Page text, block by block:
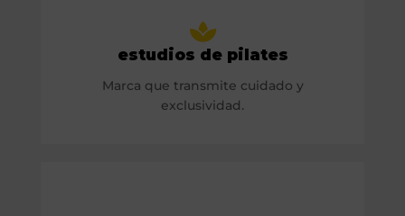
estudios de pilates
Marca que transmite cuidado y
exclusividad.